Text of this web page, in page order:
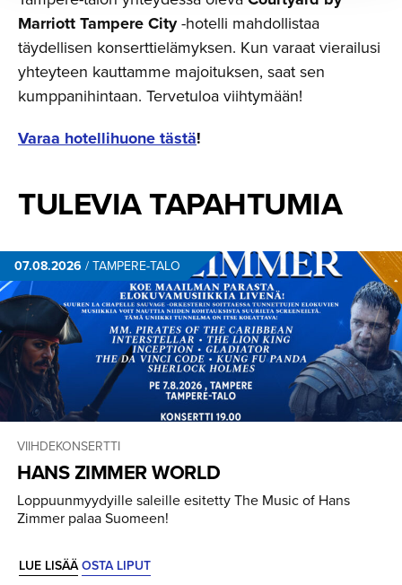
Marriott Tampere City-hotelli mahdollistaa
täydellisen konserttielämyksen. Kun varaat vierailusi
yhteyteen kauttamme majoituksen, saat sen
kumppanihintaan. Tervetuloa viihtymään!
Varaa hotellihuone tästä!
TULEVIA TAPAHTUMIA
07.08.2026 /TAMPERE-TALO
VIIHDEKONSERTTI
HANS ZIMMER WORLD
Loppuunmyydyille saleille esitetty The Music of Hans
Zimmer palaa Suomeen!
LUE LISÄÄ OSTA LIPUT